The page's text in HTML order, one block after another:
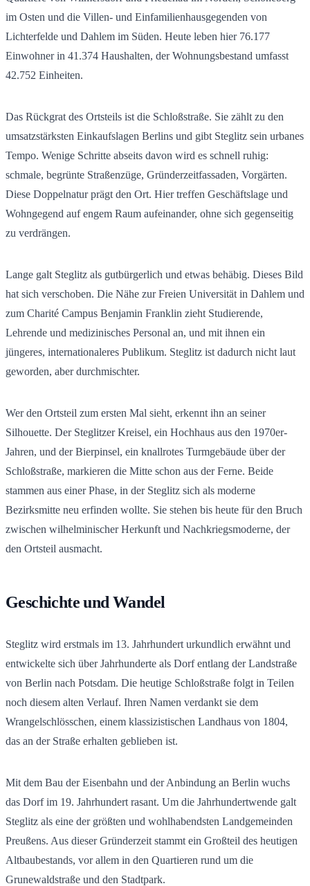
im Osten und die Villen- und Einfamilienhausgegenden von
Lichterfelde und Dahlem im Süden. Heute leben hier 76.177
Einwohner in 41.374 Haushalten, der Wohnungsbestand umfasst
42.752 Einheiten.
Das Rückgrat des Ortsteils ist die Schloßstraße. Sie zählt zu den
umsatzstärksten Einkaufslagen Berlins und gibt Steglitz sein urbanes
Tempo. Wenige Schritte abseits davon wird es schnell ruhig:
schmale, begrünte Straßenzüge, Gründerzeitfassaden, Vorgärten.
Diese Doppelnatur prägt den Ort. Hier treffen Geschäftslage und
Wohngegend auf engem Raum aufeinander, ohne sich gegenseitig
zu verdrängen.
Lange galt Steglitz als gutbürgerlich und etwas behäbig. Dieses Bild
hat sich verschoben. Die Nähe zur Freien Universität in Dahlem und
zum Charité Campus Benjamin Franklin zieht Studierende,
Lehrende und medizinisches Personal an, und mit ihnen ein
jüngeres, internationaleres Publikum. Steglitz ist dadurch nicht laut
geworden, aber durchmischter.
Wer den Ortsteil zum ersten Mal sieht, erkennt ihn an seiner
Silhouette. Der Steglitzer Kreisel, ein Hochhaus aus den 1970er-
Jahren, und der Bierpinsel, ein knallrotes Turmgebäude über der
Schloßstraße, markieren die Mitte schon aus der Ferne. Beide
stammen aus einer Phase, in der Steglitz sich als moderne
Bezirksmitte neu erfinden wollte. Sie stehen bis heute für den Bruch
zwischen wilhelminischer Herkunft und Nachkriegsmoderne, der
den Ortsteil ausmacht.
Geschichte und Wandel
Steglitz wird erstmals im 13. Jahrhundert urkundlich erwähnt und
entwickelte sich über Jahrhunderte als Dorf entlang der Landstraße
von Berlin nach Potsdam. Die heutige Schloßstraße folgt in Teilen
noch diesem alten Verlauf. Ihren Namen verdankt sie dem
Wrangelschlösschen, einem klassizistischen Landhaus von 1804,
das an der Straße erhalten geblieben ist.
Mit dem Bau der Eisenbahn und der Anbindung an Berlin wuchs
das Dorf im 19. Jahrhundert rasant. Um die Jahrhundertwende galt
Steglitz als eine der größten und wohlhabendsten Landgemeinden
Preußens. Aus dieser Gründerzeit stammt ein Großteil des heutigen
Altbaubestands, vor allem in den Quartieren rund um die
Grunewaldstraße und den Stadtpark.